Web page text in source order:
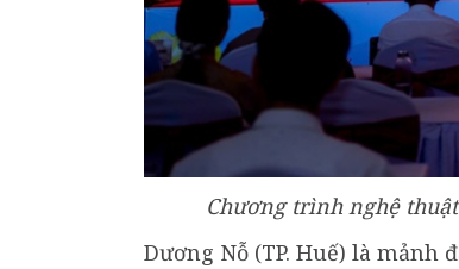
Chương trình nghệ
Dương Nỗ (TP. Huế) là